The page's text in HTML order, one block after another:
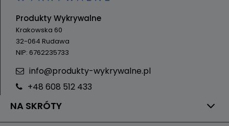
NA SKRÓTY
Produkty Wykrywalne
Krakowska 60
32-064 Rudawa
NIP: 6762235733
info@produkty-wykrywalne.pl
+48 608 512 433